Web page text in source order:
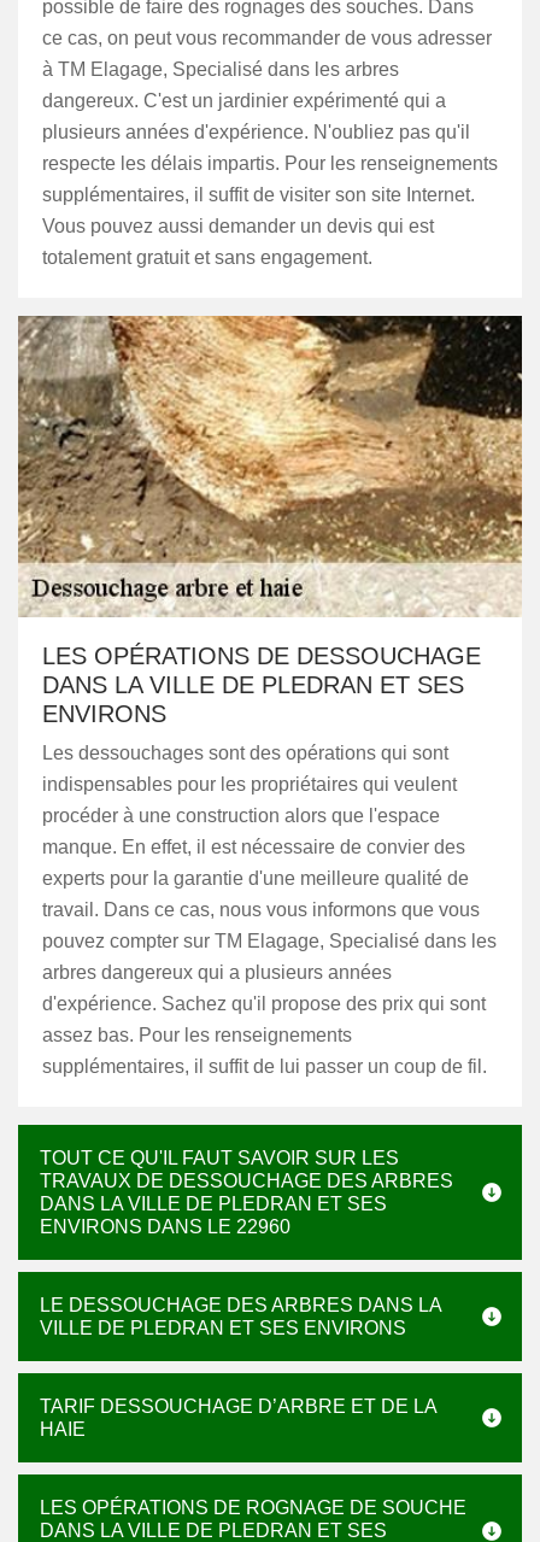
possible de faire des rognages des souches. Dans
ce cas, on peut vous recommander de vous adresser
à TM Elagage, Specialisé dans les arbres
dangereux. C'est un jardinier expérimenté qui a
plusieurs années d'expérience. N'oubliez pas qu'il
respecte les délais impartis. Pour les renseignements
supplémentaires, il suffit de visiter son site Internet.
Vous pouvez aussi demander un devis qui est
totalement gratuit et sans engagement.
LES OPÉRATIONS DE DESSOUCHAGE
DANS LA VILLE DE PLEDRAN ET SES
ENVIRONS
Les dessouchages sont des opérations qui sont
indispensables pour les propriétaires qui veulent
procéder à une construction alors que l'espace
manque. En effet, il est nécessaire de convier des
experts pour la garantie d'une meilleure qualité de
travail. Dans ce cas, nous vous informons que vous
pouvez compter sur TM Elagage, Specialisé dans les
arbres dangereux qui a plusieurs années
d'expérience. Sachez qu'il propose des prix qui sont
assez bas. Pour les renseignements
supplémentaires, il suffit de lui passer un coup de fil.
TOUT CE QU'IL FAUT SAVOIR SUR LES
TRAVAUX DE DESSOUCHAGE DES ARBRES
DANS LA VILLE DE PLEDRAN ET SES
ENVIRONS DANS LE 22960
LE DESSOUCHAGE DES ARBRES DANS LA
VILLE DE PLEDRAN ET SES ENVIRONS
TARIF DESSOUCHAGE D’ARBRE ET DE LA
HAIE
LES OPÉRATIONS DE ROGNAGE DE SOUCHE
DANS LA VILLE DE PLEDRAN ET SES